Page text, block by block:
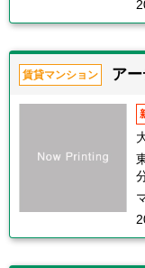
賃貸マンション ア